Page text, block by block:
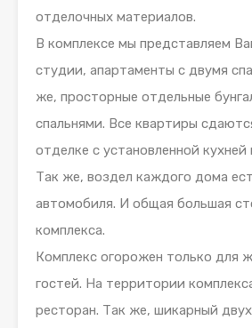
отделочных материалов.
В комплексе мы представляем
студии, апартаменты с двумя
же, просторные отдельные
спальнями. Все квартиры
отделке с установленной кухней
Так же, воздел каждого дома
автомобиля. И общая большая
комплекса.
Комплекс огорожен только для
гостей. На территории
ресторан. Так же, шикарный